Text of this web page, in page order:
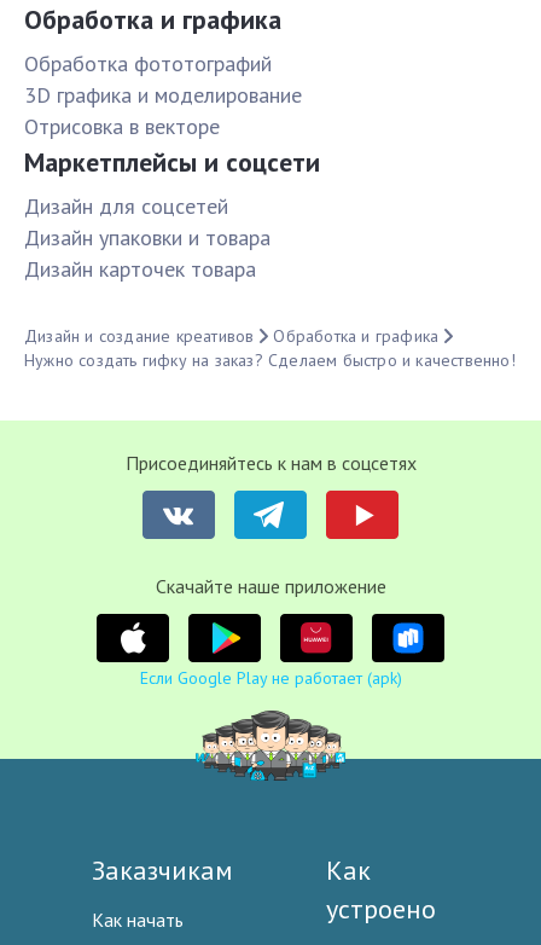
Обработка и графика
Обработка фототографий
3D графика и моделирование
Отрисовка в векторе
Маркетплейсы и соцсети
Дизайн для соцсетей
Дизайн упаковки и товара
Дизайн карточек товара
Дизайн и создание креативов
Обработка и графика
Нужно создать гифку на заказ? Сделаем быстро и качественно!
Присоединяйтесь к нам в соцсетях
Cкачайте наше приложение
Если Google Play не работает (apk)
Заказчикам
Как начать
Как
устроено